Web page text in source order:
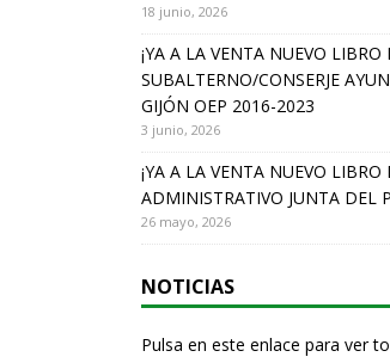
18 junio, 2026
¡YA A LA VENTA NUEVO LIBRO
SUBALTERNO/CONSERJE
GIJÓN OEP 2016-2023
3 junio, 2026
¡YA A LA VENTA NUEVO LIBRO
ADMINISTRATIVO JUNTA DEL
26 mayo, 2026
NOTICIAS
Pulsa en este enlace para ver